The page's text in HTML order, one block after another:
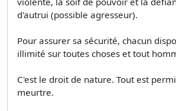
d'autrui (possible agresseur).
Pour assurer sa sécurité, chacun
illimité sur toutes choses et tout
C'est le droit de nature. Tout est
meurtre.